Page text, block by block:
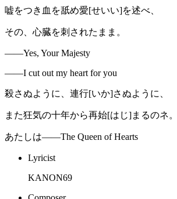
嘘をつき血を舐め愛[せいい]を述べ、
その、心臓を刺されたまま。
――Yes, Your Majesty
――I cut out my heart for you
殺さぬように、連行[いか]さぬように、
また狂気の十年から再始[はじ]まるのネ。
あたしは――The Queen of Hearts
Lyricist
KANON69